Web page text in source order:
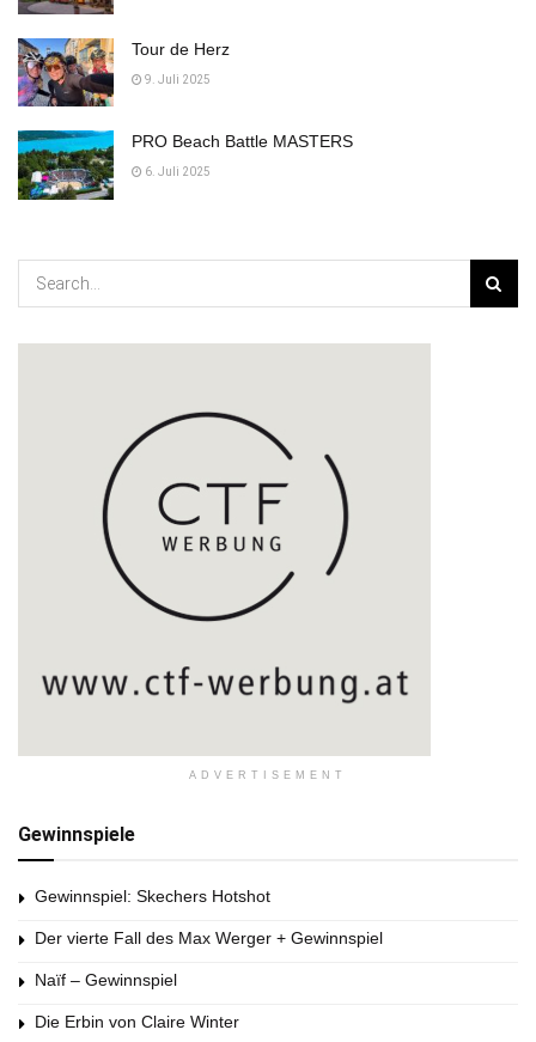
Tour de Herz
9. Juli 2025
PRO Beach Battle MASTERS
6. Juli 2025
ADVERTISEMENT
Gewinnspiele
Gewinnspiel: Skechers Hotshot
Der vierte Fall des Max Werger + Gewinnspiel
Naïf – Gewinnspiel
Die Erbin von Claire Winter